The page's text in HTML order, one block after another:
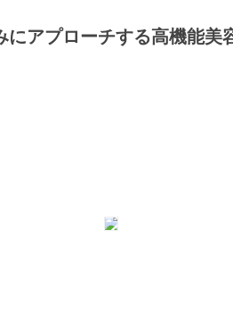
にアプローチする高機能美